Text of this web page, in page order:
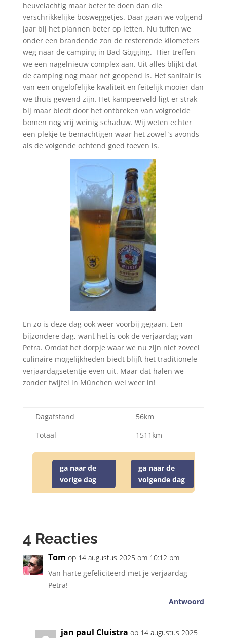
heuvelachtig maar beter te doen dan die
verschrikkelijke bosweggetjes. Daar gaan we volgend
jaar bij het plannen beter op letten. Nu tuffen we
onder een brandende zon de resterende kilometers
weg naar de camping in Bad Gögging. Hier treffen
we een nagelnieuw complex aan. Uit alles blijkt dat
de camping nog maar net geopend is. Het sanitair is
van een ongelofelijke kwaliteit en feitelijk mooier dan
we thuis gewend zijn. Het kampeerveld ligt er strak
bij maar biedt door het ontbreken van volgroeide
bomen nog vrij weinig schaduw. Wij weten echter
een plekje te bemachtigen waar het zowel ‘s avonds
als de volgende ochtend goed toeven is.
En zo is deze dag ook weer voorbij gegaan. Een
bijzondere dag, want het is ook de verjaardag van
Petra. Omdat het dorpje waar we nu zijn niet zoveel
culinaire mogelijkheden biedt blijft het traditionele
verjaardagsetentje even uit. Maar dat halen we
zonder twijfel in München wel weer in!
Dagafstand
56km
Totaal
1511km
ga naar de
vorige dag
ga naar de
volgende dag
4 Reacties
Tom op 14 augustus 2025 om 10:12 pm
Van harte gefeliciteerd met je verjaardag
Petra!
Antwoord
jan paul Cluistra op 14 augustus 2025